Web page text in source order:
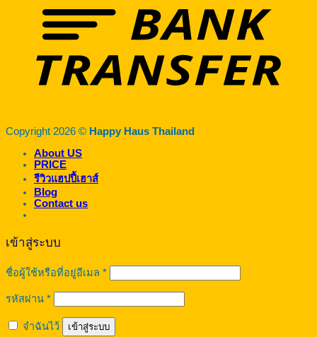
Copyright 2026 © Happy Haus Thailand
About US
PRICE
รีวิวแฮปปี้เฮาส์
Blog
Contact us
เข้าสู่ระบบ
ชื่อผู้ใช้หรือที่อยู่อีเมล *ต้องการ
รหัสผ่าน *ต้องการ
จำฉันไว้ เข้าสู่ระบบ